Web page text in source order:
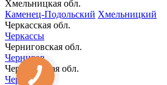
Хмельницкая обл.
Каменец-Подольский Хмельницкий
Черкасская обл.
Черкассы
Черниговская обл.
Чернигов
Черновицкая обл.
Черновцы
КНОПКА
ЗВ'ЯЗКУ